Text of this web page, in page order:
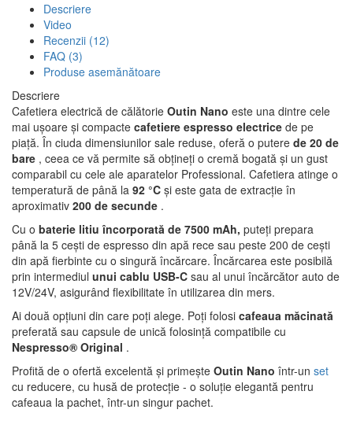
Descriere
Video
Recenzii (12)
FAQ (3)
Produse asemănătoare
Descriere
Cafetiera electrică de călătorie Outin Nano este una dintre cele
mai ușoare și compacte cafetiere espresso electrice de pe
piață. În ciuda dimensiunilor sale reduse, oferă o putere de 20 de
bare , ceea ce vă permite să obțineți o cremă bogată și un gust
comparabil cu cele ale aparatelor Professional. Cafetiera atinge o
temperatură de până la 92 °C și este gata de extracție în
aproximativ 200 de secunde .
Cu o baterie litiu încorporată de 7500 mAh, puteți prepara
până la 5 cești de espresso din apă rece sau peste 200 de cești
din apă fierbinte cu o singură încărcare. Încărcarea este posibilă
prin intermediul unui cablu USB-C sau al unui încărcător auto de
12V/24V, asigurând flexibilitate în utilizarea din mers.
Ai două opțiuni din care poți alege. Poți folosi cafeaua măcinată
preferată sau capsule de unică folosință compatibile cu
Nespresso® Original .
Profită de o ofertă excelentă și primește Outin Nano într-un set
cu reducere, cu husă de protecție - o soluție elegantă pentru
cafeaua la pachet, într-un singur pachet.